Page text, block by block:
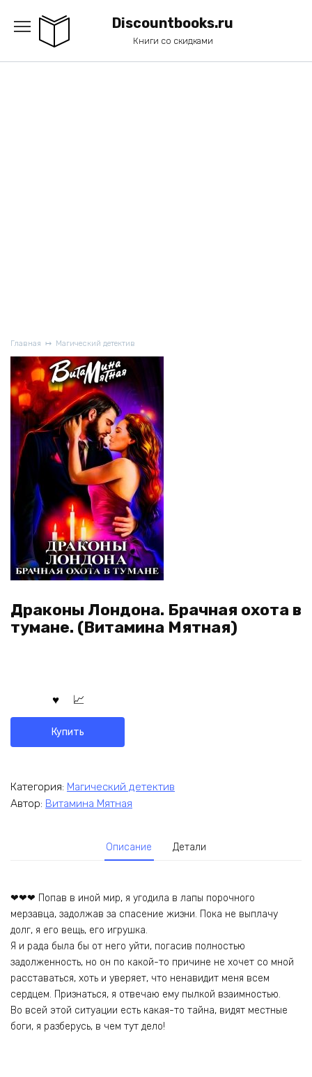
содержанию
Discountbooks.ru
Книги со скидками
Главная Магический детектив
Драконы Лондона. Брачная охота в
тумане. (Витамина Мятная)
Купить
Категория: Магический детектив
Автор: Витамина Мятная
Описание Детали
❤❤❤ Попав в иной мир, я угодила в лапы порочного
мерзавца, задолжав за спасение жизни. Пока не выплачу
долг, я его вещь, его игрушка.
Я и рада была бы от него уйти, погасив полностью
задолженность, но он по какой-то причине не хочет со мной
расставаться, хоть и уверяет, что ненавидит меня всем
сердцем. Признаться, я отвечаю ему пылкой взаимностью.
Во всей этой ситуации есть какая-то тайна, видят местные
боги, я разберусь, в чем тут дело!